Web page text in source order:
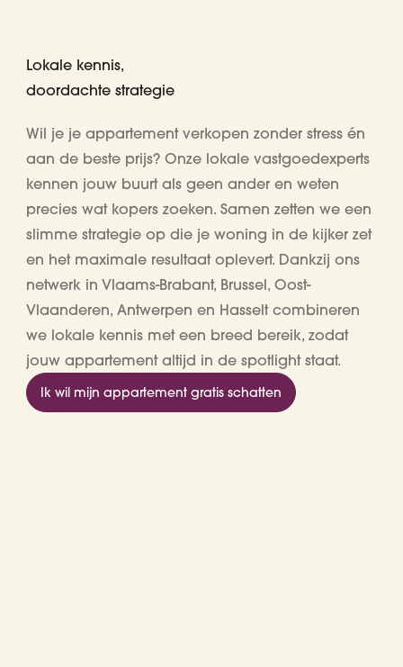
Lokale kennis,
doordachte strategie
Wil je je appartement verkopen zonder stress én
aan de beste prijs? Onze lokale vastgoedexperts
kennen jouw buurt als geen ander en weten
precies wat kopers zoeken. Samen zetten we een
slimme strategie op die je woning in de kijker zet
en het maximale resultaat oplevert. Dankzij ons
netwerk in Vlaams-Brabant, Brussel, Oost-
Vlaanderen, Antwerpen en Hasselt combineren
we lokale kennis met een breed bereik, zodat
jouw appartement altijd in de spotlight staat.
Ik wil mijn appartement gratis schatten